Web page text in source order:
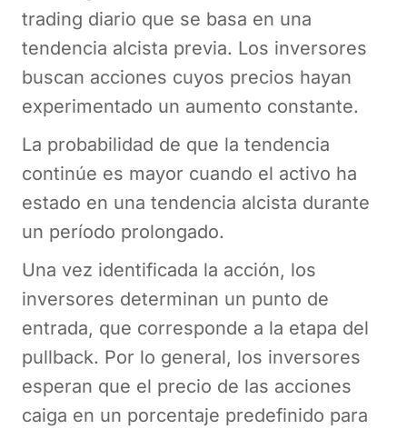
trading diario que se basa en una
tendencia alcista previa. Los inversores
buscan acciones cuyos precios hayan
experimentado un aumento constante.
La probabilidad de que la tendencia
continúe es mayor cuando el activo ha
estado en una tendencia alcista durante
un período prolongado.
Una vez identificada la acción, los
inversores determinan un punto de
entrada, que corresponde a la etapa del
pullback. Por lo general, los inversores
esperan que el precio de las acciones
caiga en un porcentaje predefinido para